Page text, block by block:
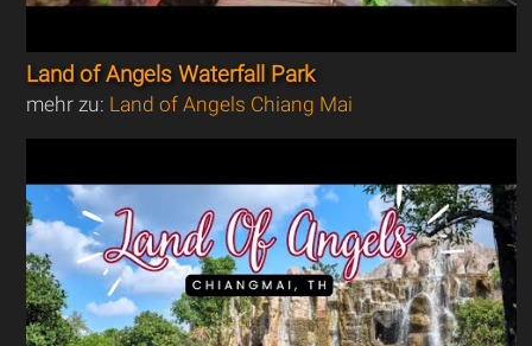
Land of Angels Waterfall Park
mehr zu: Land of Angels Chiang Mai